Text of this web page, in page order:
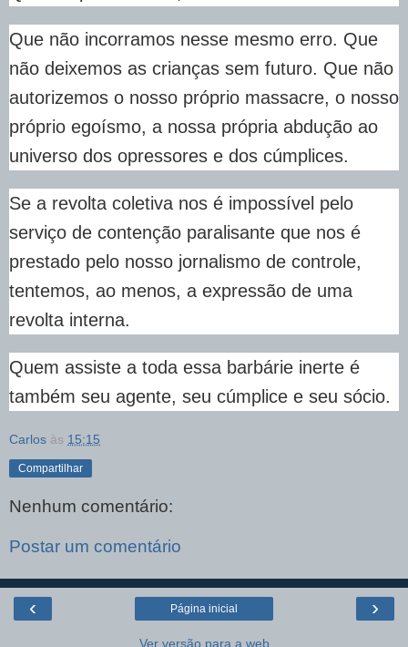
Que não incorramos nesse mesmo erro. Que
não deixemos as crianças sem futuro. Que não
autorizemos o nosso próprio massacre, o nosso
próprio egoísmo, a nossa própria abdução ao
universo dos opressores e dos cúmplices.
Se a revolta coletiva nos é impossível pelo
serviço de contenção paralisante que nos é
prestado pelo nosso jornalismo de controle,
tentemos, ao menos, a expressão de uma
revolta interna.
Quem assiste a toda essa barbárie inerte é
também seu agente, seu cúmplice e seu sócio.
Carlos às 15:15
Compartilhar
Nenhum comentário:
Postar um comentário
‹ ›
Página inicial
Ver versão para a web